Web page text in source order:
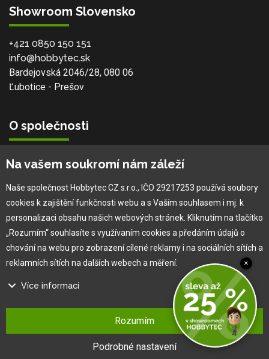
Showroom Slovensko
+421 0850 150 151
info@hobbytec.sk
Bardejovská 2046/28, 080 06
Ľubotice - Prešov
O společnosti
Vlastní výroba
Náš tým
O nás
Pro zákazníka
Obchodní podmínky
Jak na reklamaci
Na vašem soukromí nám záleží
Naše společnost Hobbytec CZ s.r.o., IČO 29217253 používá soubory
cookies k zajištění funkčnosti webu a s Vaším souhlasem i mj. k
personalizaci obsahu našich webových stránek. Kliknutím na tlačítko
„Rozumím“ souhlasíte s využívaním cookies a předáním údajů o
chování na webu pro zobrazení cílené reklamy i na sociálních sítích a
reklamních sítích na dalších webech a měření.
Více informací
Na našem webu používáme několik druhů kategorií cookies:
Ty jsou nezbytně nutné pro fungování webu a jeho funkcí, které se
Rozumím
Podrobné nastavení
×